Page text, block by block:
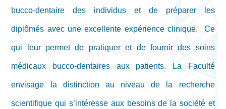
bucco-dentaire des individus et de préparer les
diplômés avec une excellente expérience clinique. Ce
qui leur permet de pratiquer et de fournir des soins
médicaux bucco-dentaires aux patients. La Faculté
envisage la distinction au niveau de la recherche
scientifique qui s’intéresse aux besoins de la société et